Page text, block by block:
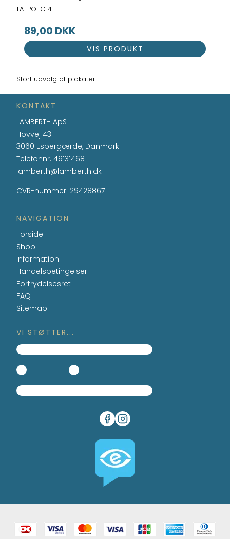
LA-PO-CL4
89,00 DKK
VIS PRODUKT
Stort udvalg af plakater
KONTAKT
LAMBERTH ApS
Hovvej 43
3060 Espergærde, Danmark
Telefonnr.49131468
lamberth@lamberth.dk
CVR-nummer: 29428867
NAVIGATION
Forside
Shop
Information
Handelsbetingelser
Fortrydelsesret
FAQ
Sitemap
VI STØTTER...